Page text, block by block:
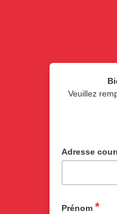
Veuillez
Adresse
Prénom *